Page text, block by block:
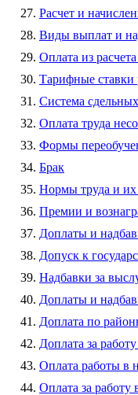
Расчет и
Виды выплат и
Оплата из
Тарифные ставки
Система
Оплата труда
Формы
Брак
Нормы труда и
Премии и
Доплаты и
Допуск к
Надбавки за
Доплаты и
Доплата по
Доплата за
Оплата работы в
Оплата за